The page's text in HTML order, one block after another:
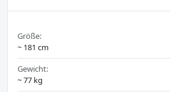
Größe:
~ 181 cm
Gewicht:
~ 77 kg